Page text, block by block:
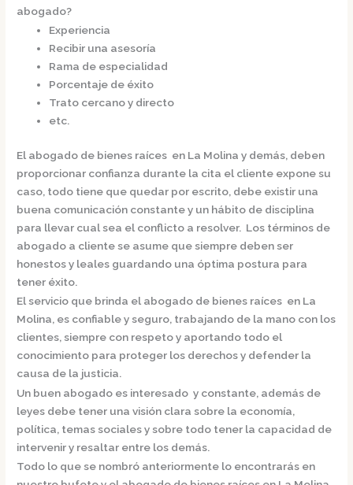
abogado?
Experiencia
Recibir una asesoría
Rama de especialidad
Porcentaje de éxito
Trato cercano y directo
etc.
El abogado de bienes raíces en La Molinay demás, deben
proporcionar confianza durante la cita el cliente expone su
caso, todo tiene que quedar por escrito, debe existir una
buena comunicación constante y un hábito de disciplina
para llevar cual sea el conflicto a resolver. Los términos de
abogado a cliente se asume que siempre deben ser
honestos y leales guardando una óptima postura para
tener éxito.
El servicio que brinda el abogado de bienes raíces en La
Molina, es confiable y seguro, trabajando de la mano con los
clientes, siempre con respeto y aportando todo el
conocimiento para proteger los derechos y defender la
causa de la justicia.
Un buen abogado es interesado y constante, además de
leyes debe tener una visión clara sobre la economía,
política, temas sociales y sobre todo tener la capacidad de
intervenir y resaltar entre los demás.
Todo lo que se nombró anteriormente lo encontrarás en